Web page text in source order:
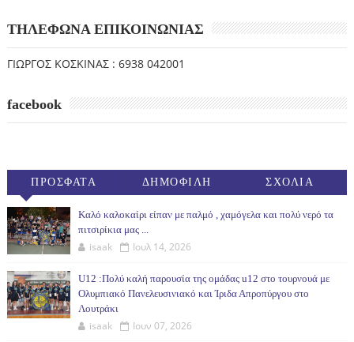
ΤΗΛΕΦΩΝΑ ΕΠΙΚΟΙΝΩΝΙΑΣ
ΓΙΩΡΓΟΣ ΚΟΣΚΙΝΑΣ : 6938 042001
facebook
ΠΡΟΣΦΑΤΑ ΔΗΜΟΦΙΛΗ ΣΧΟΛΙΑ
Καλό καλοκαίρι είπαν με παλμό , χαμόγελα και πολύ νερό τα
πιτσιρίκια μας ...
isaak Ιουλ 14, 2026
U12 :Πολύ καλή παρουσία της ομάδας u12 στο τουρνουά με
Ολυμπιακό Πανελευσινιακό και Ίριδα Απροπύργου στο
Λουτράκι
isaak Ιουν 07, 2026